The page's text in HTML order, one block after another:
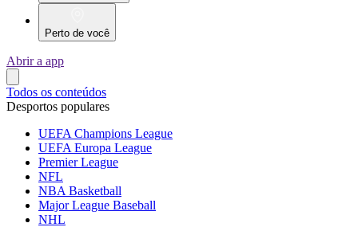
Perto de você
Abrir a app
Todos os conteúdos
Desportos populares
UEFA Champions League
UEFA Europa League
Premier League
NFL
NBA Basketball
Major League Baseball
NHL